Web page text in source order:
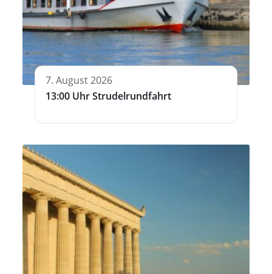
7. August 2026
13:00 Uhr Strudelrundfahrt